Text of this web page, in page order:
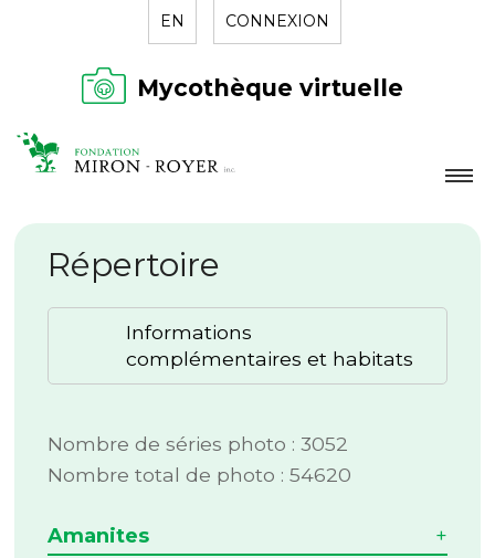
EN CONNEXION
Mycothèque virtuelle
LA FONDATION
NOUVELLES
RÉPERTOIRE
Répertoire
Informations
complémentaires et habitats
Nombre de séries photo : 3052
Nombre total de photo : 54620
Amanites